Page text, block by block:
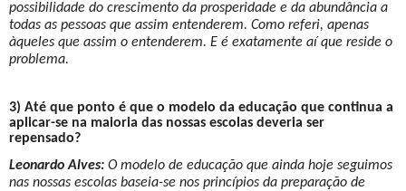
possibilidade do crescimento da prosperidade e da abundância a
todas as pessoas que assim entenderem. Como referi, apenas
àqueles que assim o entenderem. E é exatamente aí que reside o
problema.
3) Até que ponto é que o modelo da educação que continua a
aplicar-se na maioria das nossas escolas deveria ser
repensado?
Leonardo Alves: O modelo de educação que ainda hoje seguimos
nas nossas escolas baseia-se nos princípios da preparação de